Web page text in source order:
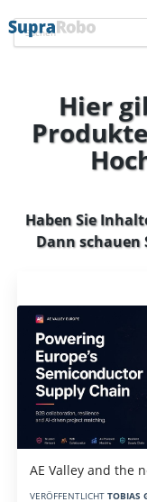
Hier
Haben Sie
Dann schauen
AE Valley and the
VERÖFFENTLICHT TOBIAS